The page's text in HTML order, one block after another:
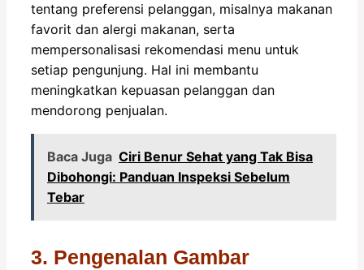
tentang preferensi pelanggan, misalnya makanan
favorit dan alergi makanan, serta
mempersonalisasi rekomendasi menu untuk
setiap pengunjung. Hal ini membantu
meningkatkan kepuasan pelanggan dan
mendorong penjualan.
Baca Juga Ciri Benur Sehat yang Tak Bisa
Dibohongi: Panduan Inspeksi Sebelum
Tebar
3. Pengenalan Gambar